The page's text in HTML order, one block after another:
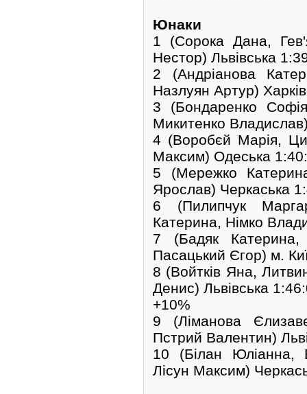
Юнаки
1 (Сорока Дана,
Нестор) Львівська
2 (Андріанова
Назлуян Артур)
3 (Бондаренко
Микитенко
4 (Воробєй Марія,
Максим) Одеська
5 (Мережко
Ярослав) Черкаська
6 (Пилипчук
Катерина, Німко
7 (Бадяк Катерина,
Пасацький Єгор) м.
8 (Войтків Яна,
Денис) Львівська
+10%
9 (Ліманова
Пстрий Валентин)
10 (Білан Юліанна,
Лісун Максим)